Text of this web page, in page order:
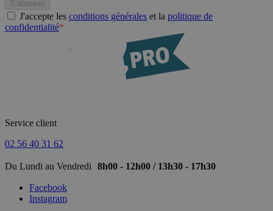
J'accepte les conditions générales et la politique de
confidentialité*
Service client
02 56 40 31 62
Du Lundi au Vendredi 8h00 - 12h00 / 13h30 - 17h30
Facebook
Instagram